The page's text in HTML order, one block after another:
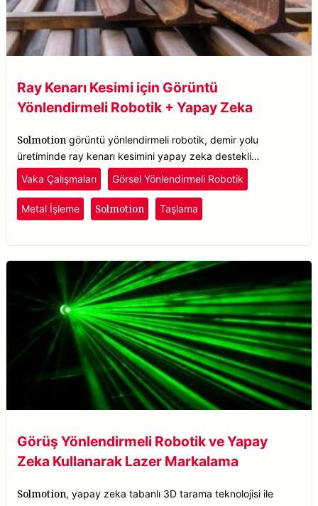
Ray Kenarı Kesimi için Görüntü
Yönlendirmeli Robotik + Yapay Zeka
Solmotion görüntü yönlendirmeli robotik, demir yolu
üretiminde ray kenarı kesimini yapay zeka destekli
otomatikleştirerek verimliliği ve tedariki artırır.
Vaka Çalışmaları Görsel Yönlendirmeli Robotik
Metal İşleme Solmotion Taşlama
Görüş Yönlendirmeli Robotik ve Yapay
Zeka Kullanarak Lazer Markalama
Solmotion, yapay zeka tabanlı 3D tarama teknolojisi ile